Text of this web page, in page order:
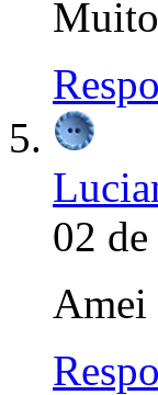
02
Amei